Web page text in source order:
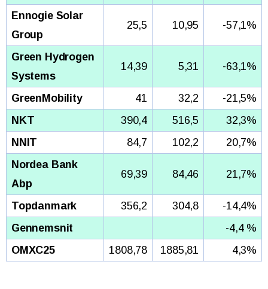
Ennogie Solar
Group
25,5 10,95 -57,1%
Green Hydrogen
Systems
14,39 5,31 -63,1%
GreenMobility 41 32,2
-21,5%
NKT
390,4 516,5
32,3%
NNIT
84,7 102,2
20,7%
Nordea Bank
Abp
69,39 84,46 21,7%
Topdanmark 356,2 304,8
-14,4%
Gennemsnit
-4,4 %
OMXC25
1808,78 1885,81 4,3%